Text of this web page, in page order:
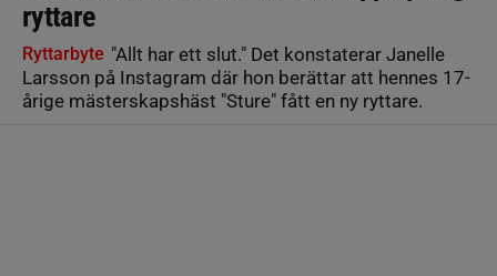
ryttare
Ryttarbyte "Allt har ett slut." Det konstaterar Janelle
Larsson på Instagram där hon berättar att hennes 17-
årige mästerskapshäst "Sture" fått en ny ryttare.